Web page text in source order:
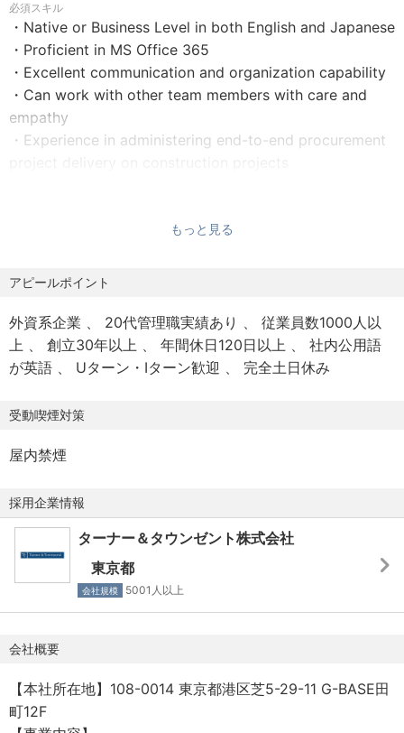
ションを通して、クライアントと直接業務を実施すること
によって関係性を構築し、調達プロセスの最適化に挑戦で
き、事業全体の発展に貢献できます。
具体的に以下のような業務を遂行することになります：
・新規サプライヤー開拓・認証
・年次健康診断
・会社携帯・パソコン支給
その他詳細は⾯談の時にお伝えします。
必須スキル
・Native or Business Level in both English and Japanese
・Proficient in MS Office 365
・Excellent communication and organization capability
・Can work with other team members with care and
empathy
・Experience in administering end-to-end procurement
・Microsoft Word、Excel、PowerPointの操作に優れてい
・コミュニケーション力・優先順位をつける能力が優れて
・思いやりと共感を通じて他チームメンバーと協力できる
こと
・建設プロジェクトでの調達業務を一通り経験されている
歓迎スキル
and best practices:
that best suit client needs
・Market research
・Recommendation reports to client
・Experience working directly with client – responding
to specific needs to build and strengthen relationship
・Experience leading and managing team
・Experience with business development – supporting
industry
もっと見る
アピールポイント
外資系企業 20代管理職実績あり
従業員数1000人以
上
創立30年以上 年間休日120日以上
社内公用語
が英語
Uターン・Iターン歓迎 完全土日休み
受動喫煙対策
屋内禁煙
採用企業情報
ターナー＆タウンゼント株式会社
東京都
会社規模 5001人以上
会社概要
【本社所在地】108-0014 東京都港区芝5-29-11 G-BASE田
町12F